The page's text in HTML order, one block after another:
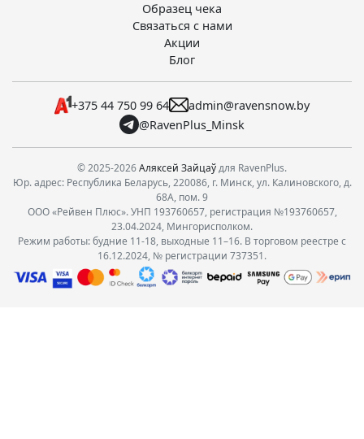
Образец чека
Связаться с нами
Акции
Блог
+375 44 750 99 64
admin@ravensnow.by
@RavenPlus_Minsk
© 2025-2026Аляксей Зайцаўдля RavenPlus.
Юр. адрес: Республика Беларусь, 220086, г. Минск, ул. Калиновского, д.
68А, пом. 9
ООО «Рейвен Плюс». УНП 193760657, регистрация №193760657,
23.04.2024, Мингорисполком.
Режим работы: будние 11-18, выходные 11–16. В торговом реестре с
16.12.2024, № регистрации 737351.